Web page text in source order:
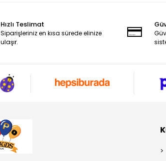
Hızlı Teslimat
Siparişleriniz en kısa sürede elinize
ulaşır.